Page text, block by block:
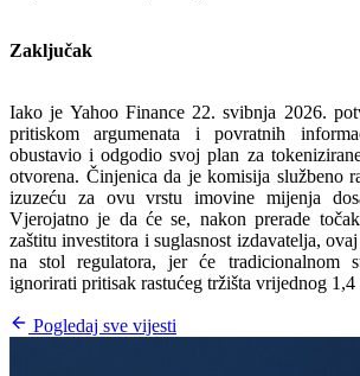
Zaključak
Iako je Yahoo Finance 22. svibnja 2026.
pritiskom argumenata i povratnih
obustavio i odgodio svoj plan za
otvorena. Činjenica da je komisija službeno
izuzeću za ovu vrstu imovine mijenja
Vjerojatno je da će se, nakon prerade
zaštitu investitora i suglasnost izdavatelja,
na stol regulatora, jer će tradicionalnom
ignorirati pritisak rastućeg tržišta vrijednog
Pogledaj sve vijesti